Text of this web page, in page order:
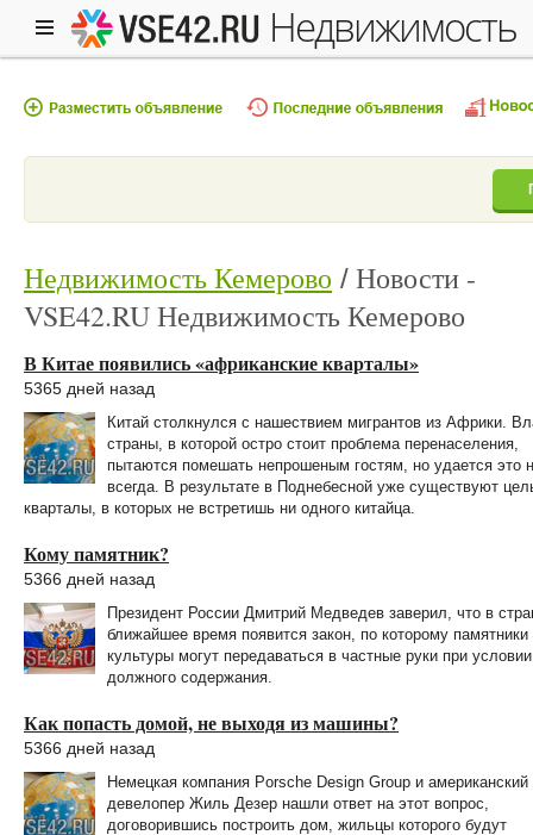
недвижимость
Недвижимость Кемерово
Новости -
VSE42.RU Недвижимость Кемерово
В Китае появились «африканские кварталы»
5365 дней назад
Китай столкнулся с нашествием мигрантов из Африки.
страны, в которой остро стоит проблема перенаселения,
пытаются помешать непрошеным гостям, но удается это
всегда. В результате в Поднебесной уже существуют
кварталы, в которых не встретишь ни одного китайца.
Кому памятник?
5366 дней назад
Президент России Дмитрий Медведев заверил, что в
ближайшее время появится закон, по которому памятники
культуры могут передаваться в частные руки при
должного содержания.
Как попасть домой, не выходя из машины?
5366 дней назад
Немецкая компания Porsche Design Group и американский
девелопер Жиль Дезер нашли ответ на этот вопрос,
договорившись построить дом, жильцы которого будут